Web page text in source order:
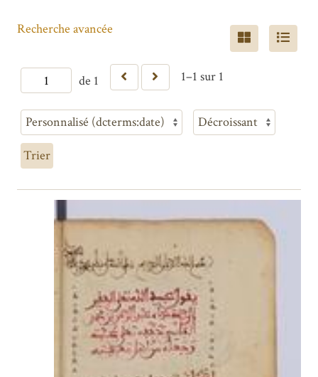
de 1 1–1 sur 1
Recherche avancée
Trier